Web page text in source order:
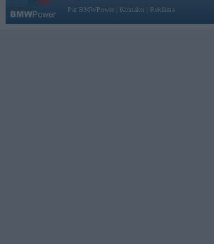
Par BMWPower
Kontakti Reklāma